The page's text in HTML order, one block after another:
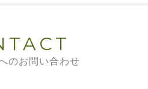
のお問い合わせ